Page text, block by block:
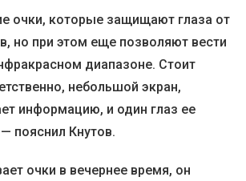
очки, которые защищают глаза от
но при этом еще позволяют вести
диапазоне. Стоит
небольшой экран,
информацию, и один глаз ее
пояснил Кнутов.
очки в вечернее время, он